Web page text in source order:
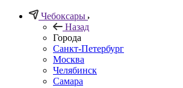
Чебоксары
Назад
Города
Санкт-Петербург
Москва
Челябинск
Самара